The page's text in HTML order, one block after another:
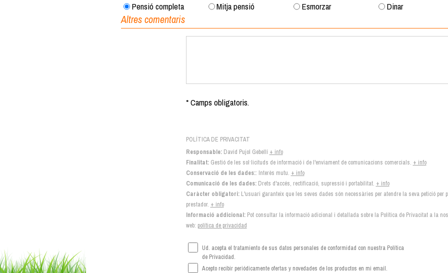
Pensió completa Mitja pensió Esmorzar Dinar
Altres comentaris
* Camps obligatoris.
POLÍTICA DE PRIVACITAT
Responsable:David Pujol Gebellí + info
Finalitat:Gestió de les sol·licituds de informació i de l'enviament de comunicacions comercials. + info
Conservació de les dades:: Interès mutu. + info
Comunicació de les dades:Drets d'accés, rectificació, supressió i portabilitat. + info
Caràcter obligatori:L'usuari garanteix que les seves dades són necessàries per atendre la seva petició per
prestador. + info
Informació addicional:Pot consultar la informació adicional i detallada sobre la Política de Privacitat a la
web: política de privacidad
Ud. acepta el tratamiento de sus datos personales de conformidad con nuestra Política
de Privacidad.
Acepto recibir periódicamente ofertas y novedades de los productos en mi email.